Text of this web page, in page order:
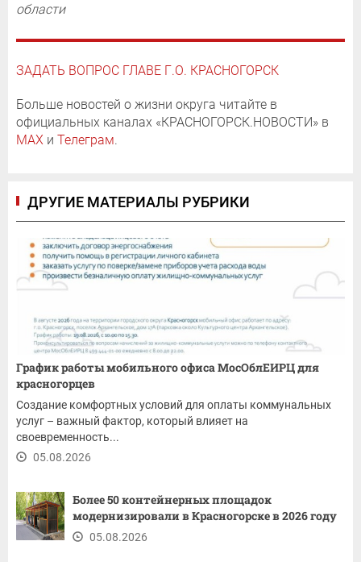
области
ЗАДАТЬ ВОПРОС ГЛАВЕ Г.О. КРАСНОГОРСК
Больше новостей о жизни округа читайте в
официальных каналах «КРАСНОГОРСК.НОВОСТИ» в
MAX и Телеграм.
ДРУГИЕ МАТЕРИАЛЫ РУБРИКИ
График работы мобильного офиса МосОблЕИРЦ для
красногорцев
Создание комфортных условий для оплаты коммунальных
услуг – важный фактор, который влияет на
своевременность...
05.08.2026
Более 50 контейнерных площадок
модернизировали в Красногорске в 2026 году
05.08.2026